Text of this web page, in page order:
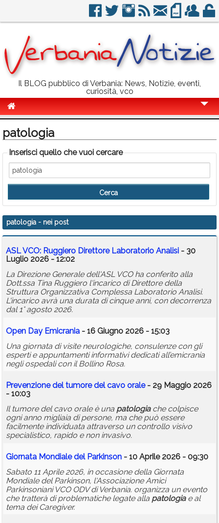
Il BLOG pubblico di Verbania: News, Notizie, eventi,
curiosità, vco
Politica
Sport
Eventi
Info Utili
Rubriche
Calendario
Annunci
patologia
Inserisci quello che vuoi cercare
patologia - nei post
ASL VCO: Ruggiero Direttore Laboratorio Analisi - 30
Luglio 2026 - 12:02
La Direzione Generale dell'ASL VCO ha conferito alla
Dott.ssa Tina Ruggiero l'incarico di Direttore della
Struttura Organizzativa Complessa Laboratorio Analisi.
L'incarico avrà una durata di cinque anni, con decorrenza
dal 1° agosto 2026.
Open Day Emicrania - 16 Giugno 2026 - 15:03
Una giornata di visite neurologiche, consulenze con gli
esperti e appuntamenti informativi dedicati all’emicrania
negli ospedali con il Bollino Rosa.
Prevenzione del tumore del cavo orale- 29 Maggio 2026
- 10:03
Il tumore del cavo orale è una patologiache colpisce
ogni anno migliaia di persone, ma che può essere
facilmente individuata attraverso un controllo visivo
specialistico, rapido e non invasivo.
Giornata Mondiale del Parkinson - 10 Aprile 2026 - 09:30
Sabato 11 Aprile 2026, in occasione della Giornata
Mondiale del Parkinson, l'Associazione Amici
Parkinsoniani VCO ODV di Verbania. organizza un evento
che tratterà di problematiche legate alla patologiae al
tema dei Caregiver.